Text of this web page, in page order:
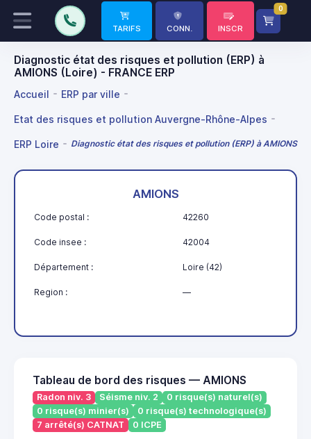
TARIFS CONN. INSCR
0
Diagnostic état des risques et pollution (ERP) à
AMIONS (Loire) - FRANCE ERP
Accueil ERP par ville
Etat des risques et pollution Auvergne-Rhône-Alpes
ERP Loire Diagnostic état des risques et pollution (ERP) à AMIONS
AMIONS
Code postal : 42260
Code insee : 42004
Département : Loire (42)
Region : —
Tableau de bord des risques — AMIONS
Radon niv. 3 Séisme niv. 2
0 risque(s) naturel(s)
0 risque(s) minier(s)
0 risque(s) technologique(s)
7 arrêté(s) CATNAT
0 ICPE